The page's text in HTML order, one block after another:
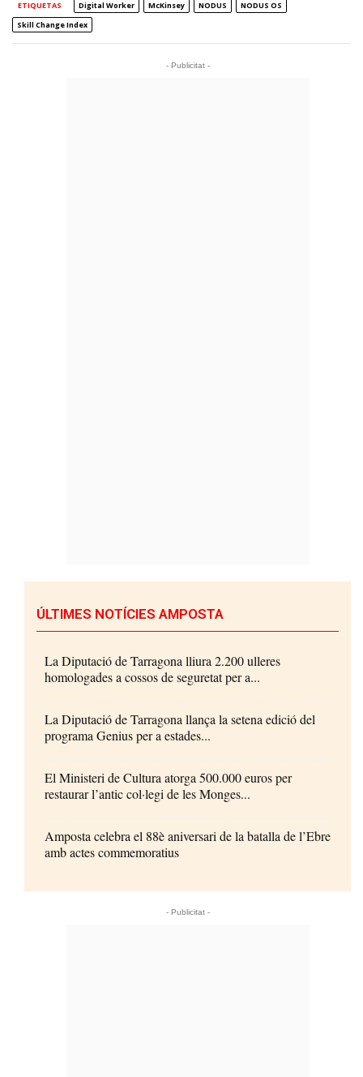
ETIQUETAS Digital Worker McKinsey NODUS
NODUS OS
Skill Change Index
- Publicitat -
ÚLTIMES NOTÍCIES AMPOSTA
La Diputació de Tarragona lliura 2.200 ulleres
homologades a cossos de seguretat per a...
La Diputació de Tarragona llança la setena edició del
programa Genius per a estades...
El Ministeri de Cultura atorga 500.000 euros per
restaurar l’antic col·legi de les Monges...
Amposta celebra el 88è aniversari de la batalla de l’Ebre
amb actes commemoratius
- Publicitat -